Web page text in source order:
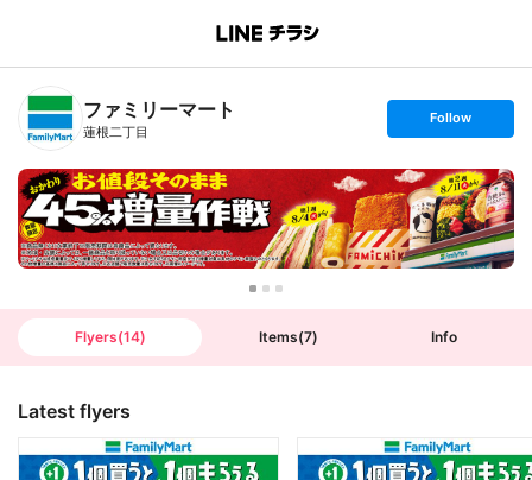
B
n
T
ファミリーマート
蓮根二丁目
s
t
o
l
l
o
w
Follow
Flyers(14) Items(7) Info
Latest flyers